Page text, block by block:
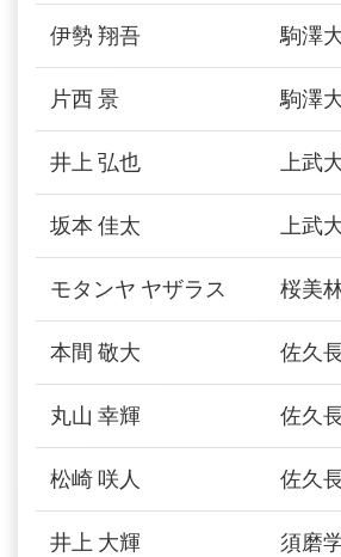
伊勢 翔吾 駒澤
片西 景 駒澤
井上 弘也 上武
坂本 佳太 上武
モタンヤ ヤザラス 桜美
本間 敬大 佐久
丸山 幸輝 佐久
松崎 咲人 佐久
井上 大輝 須磨